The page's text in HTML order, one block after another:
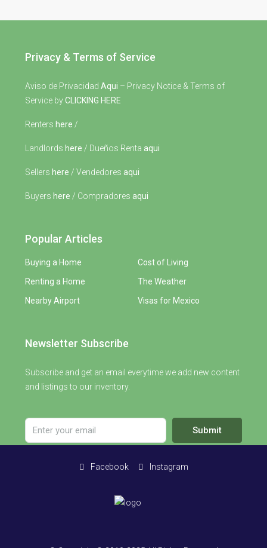
Privacy & Terms of Service
Aviso de Privacidad Aqui – Privacy Notice & Terms of
Service byCLICKING HERE
Renters here /
Landlords here / Dueños Renta aqui
Sellers here / Vendedores aqui
Buyers here / Compradores aqui
Popular Articles
Buying a Home
Renting a Home
Nearby Airport
Cost of Living
The Weather
Visas for Mexico
Newsletter Subscribe
Subscribe and get an email everytime we add new content
and listings to our inventory.
Submit
Facebook Instagram